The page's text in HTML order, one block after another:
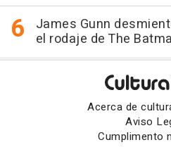
James Gunn
el rodaje de The
Acerca de
Aviso
Cumplimento